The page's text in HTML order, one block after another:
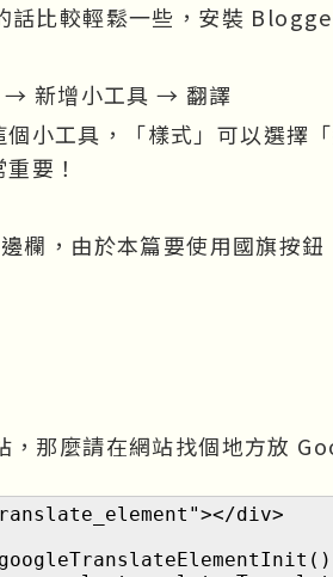
比較輕鬆一些，安裝
新增小工具 → 翻譯
小工具，「樣式」可以選擇
要！
欄，由於本篇要使用國旗按
那麼請在網站找個地方放
div>